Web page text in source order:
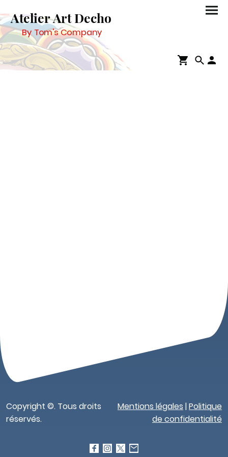
Atelier Art Decho
By Tom's Company
Copyright ©. Tous droits
réservés.
Mentions légales |Politique
de confidentialité